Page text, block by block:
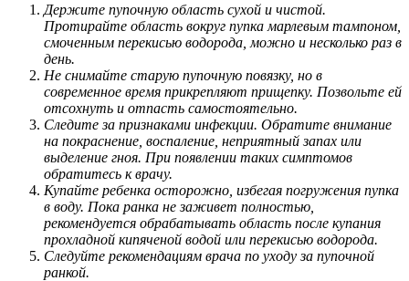
Держите пупочную область сухой и чистой.
Протирайте область вокруг пупка марлевым тампоном,
смоченным перекисью водорода, можно и несколько раз в
день.
Не снимайте старую пупочную повязку, но в
современное время прикрепляют прищепку. Позвольте ей
отсохнуть и отпасть самостоятельно.
Следите за признаками инфекции. Обратите внимание
на покраснение, воспаление, неприятный запах или
выделение гноя. При появлении таких симптомов
обратитесь к врачу.
Купайте ребенка осторожно, избегая погружения пупка
в воду. Пока ранка не заживет полностью,
рекомендуется обрабатывать область после купания
прохладной кипяченой водой или перекисью водорода.
Следуйте рекомендациям врача по уходу за пупочной
ранкой.